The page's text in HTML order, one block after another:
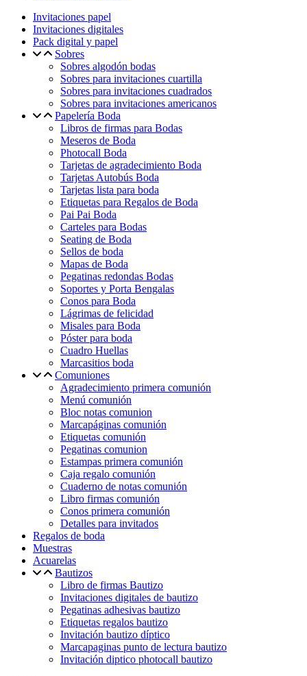
Invitaciones papel
Invitaciones digitales
Pack digital y papel
Sobres
Sobres algodón bodas
Sobres para invitaciones cuartilla
Sobres para invitaciones cuadrados
Sobres para invitaciones americanos
Papelería Boda
Libros de firmas para Bodas
Meseros de Boda
Photocall Boda
Tarjetas de agradecimiento Boda
Tarjetas Autobús Boda
Tarjetas lista para boda
Etiquetas para Regalos de Boda
Pai Pai Boda
Carteles para Bodas
Seating de Boda
Sellos de boda
Mapas de Boda
Pegatinas redondas Bodas
Soportes y Porta Bengalas
Conos para Boda
Lágrimas de felicidad
Misales para Boda
Póster para boda
Cuadro Huellas
Marcasitios boda
Comuniones
Agradecimiento primera comunión
Menú comunión
Bloc notas comunion
Marcapáginas comunión
Etiquetas comunión
Pegatinas comunion
Estampas primera comunión
Caja regalo comunión
Cuaderno de notas comunión
Libro firmas comunión
Conos primera comunión
Detalles para invitados
Regalos de boda
Muestras
Acuarelas
Bautizos
Libro de firmas Bautizo
Invitaciones digitales de bautizo
Pegatinas adhesivas bautizo
Etiquetas regalos bautizo
Invitación bautizo díptico
Marcapaginas punto de lectura bautizo
Invitación diptico photocall bautizo